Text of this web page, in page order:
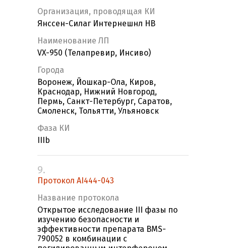
Организация, проводящая КИ
Янссен-Силаг Интернешнл НВ
Наименование ЛП
VX-950 (Телапревир, Инсиво)
Города
Воронеж, Йошкар-Ола, Киров,
Краснодар, Нижний Новгород,
Пермь, Санкт-Петербург, Саратов,
Смоленск, Тольятти, Ульяновск
Фаза КИ
IIIb
9.
Протокол AI444-043
Название протокола
Открытое исследование III фазы по
изучению безопасности и
эффективности препарата BMS-
790052 в комбинации с